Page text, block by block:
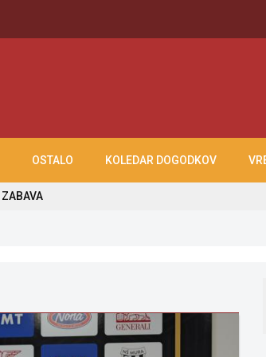
OSTALO KOLEDAR DOGODKOV
ZABAVA